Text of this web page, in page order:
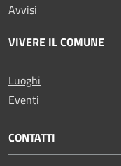
Avvisi
VIVERE IL COMUNE
Luoghi
Eventi
CONTATTI